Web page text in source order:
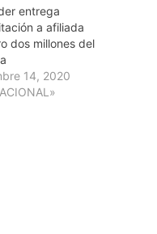
entrega
a afiliada
dos millones del
14, 2020